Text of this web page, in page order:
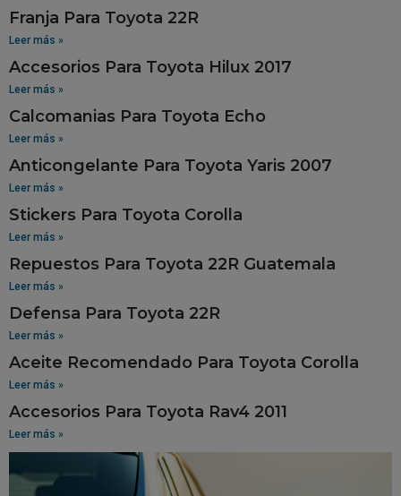
Franja Para Toyota 22R
Leer más »
Accesorios Para Toyota Hilux 2017
Leer más »
Calcomanias Para Toyota Echo
Leer más »
Anticongelante Para Toyota Yaris 2007
Leer más »
Stickers Para Toyota Corolla
Leer más »
Repuestos Para Toyota 22R Guatemala
Leer más »
Defensa Para Toyota 22R
Leer más »
Aceite Recomendado Para Toyota Corolla
Leer más »
Accesorios Para Toyota Rav4 2011
Leer más »